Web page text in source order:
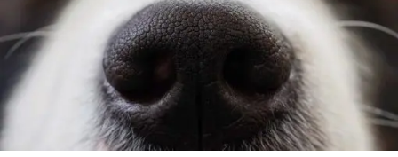
particulièrement apprécié pour sa nature amicale et son
tempérament équilibré. Il est non seulement un
excellent chien de travail, mais il fait aussi un
compagnon idéal pour les familles grâce à sa sociabilité
et son énergie.
Trending